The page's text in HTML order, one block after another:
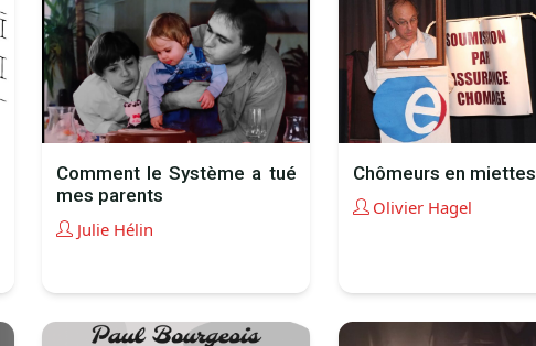
Comment le Système a tué
mes parents
Julie Hélin
Chômeurs en miettes
Olivier Hagel